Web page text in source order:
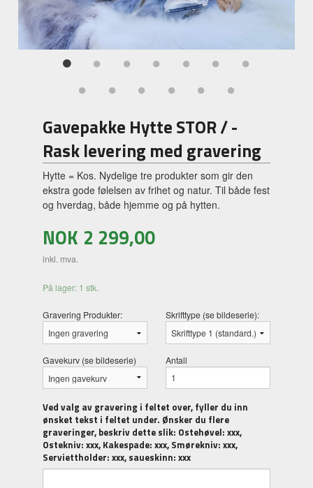
Gavepakke Hytte STOR / -
Rask levering med gravering
Hytte = Kos. Nydelige tre produkter som gir den
ekstra gode følelsen av frihet og natur. Til både fest
og hverdag, både hjemme og på hytten.
NOK 2 299,00
inkl. mva.
På lager: 1 stk.
Gravering Produkter: Skrifttype (se bildeserie):
Gavekurv (se bildeserie) Antall
Ved valg av gravering i feltet over, fyller du inn
ønsket tekst i feltet under. Ønsker du flere
graveringer, beskriv dette slik: Ostehøvel: xxx,
Ostekniv: xxx, Kakespade: xxx, Smørekniv: xxx,
Serviettholder: xxx, saueskinn: xxx